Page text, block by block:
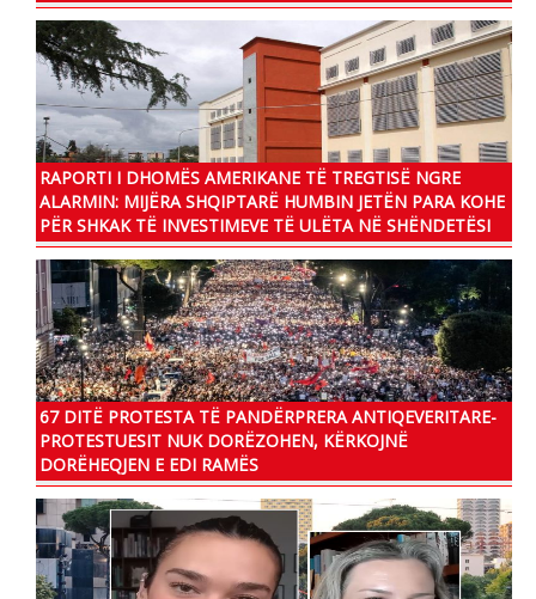
RAPORTI I DHOMËS AMERIKANE TË TREGTISË NGRE
ALARMIN: MIJËRA SHQIPTARË HUMBIN JETËN PARA KOHE
PËR SHKAK TË INVESTIMEVE TË ULËTA NË SHËNDETËSI
67 DITË PROTESTA TË PANDËRPRERA ANTIQEVERITARE-
PROTESTUESIT NUK DORËZOHEN, KËRKOJNË
DORËHEQJEN E EDI RAMËS